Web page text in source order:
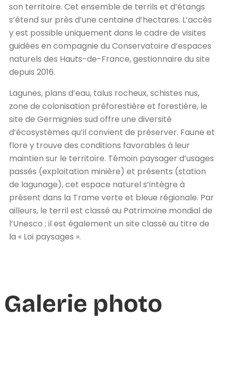
son territoire. Cet ensemble de terrils et d’étangs
s’étend sur près d’une centaine d’hectares. L’accès
y est possible uniquement dans le cadre de visites
guidées en compagnie du Conservatoire d’espaces
naturels des Hauts-de-France, gestionnaire du site
depuis 2016.
Lagunes, plans d’eau, talus rocheux, schistes nus,
zone de colonisation préforestière et forestière, le
site de Germignies sud offre une diversité
d’écosystèmes qu’il convient de préserver. Faune et
flore y trouve des conditions favorables à leur
maintien sur le territoire. Témoin paysager d’usages
passés (exploitation minière) et présents (station
de lagunage), cet espace naturel s’intègre à
présent dans la Trame verte et bleue régionale. Par
ailleurs, le terril est classé au Patrimoine mondial de
l’Unesco ; il est également un site classé au titre de
la « Loi paysages ».
Galerie photo